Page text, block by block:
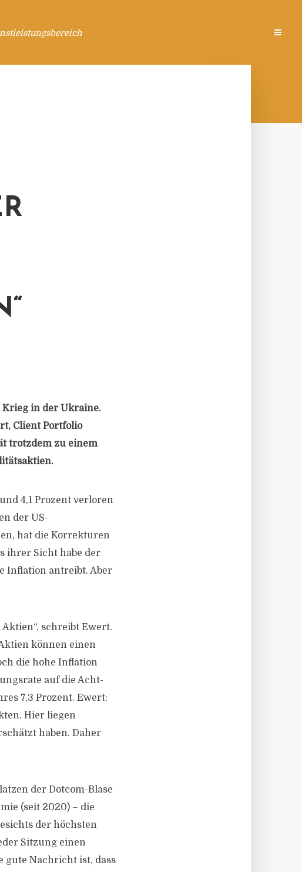
in der Ukraine.
Client Portfolio
trotzdem zu einem
4,1 Prozent verloren
der US-
hat die Korrekturen
ihrer Sicht habe der
Inflation antreibt. Aber
schreibt Ewert.
können einen
die hohe Inflation
auf die Acht-
7,3 Prozent. Ewert:
Hier liegen
haben. Daher
der Dotcom-Blase
(seit 2020) – die
der höchsten
Sitzung einen
gute Nachricht ist, dass